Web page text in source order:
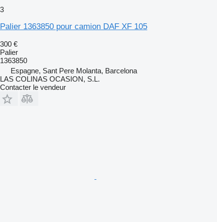
3
Palier 1363850 pour camion DAF XF 105
300 €
Palier
1363850
Espagne, Sant Pere Molanta, Barcelona
LAS COLINAS OCASION, S.L.
Contacter le vendeur